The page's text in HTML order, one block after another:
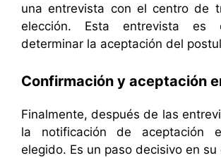
una entrevista con el centro de
elección. Esta entrevista es
determinar la aceptación del
Confirmación y aceptación
Finalmente, después de las
la notificación de aceptación
elegido. Es un paso decisivo en su